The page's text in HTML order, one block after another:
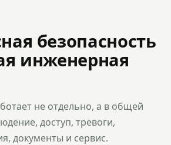
безопасность
инженерная
не отдельно, а в общей
доступ, тревоги,
документы и сервис.